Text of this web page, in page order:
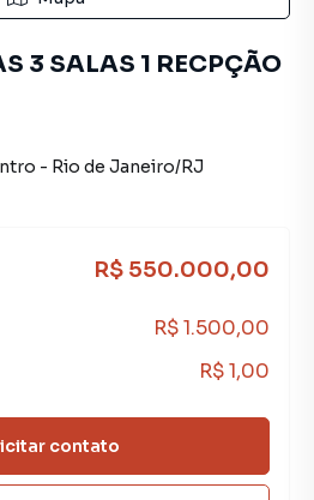
3 SALAS 1 RECPÇÃO
- Rio de Janeiro/RJ
R$ 550.000,00
R$ 1.500,00
R$ 1,00
contato